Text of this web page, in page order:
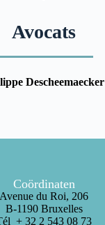
Avocats
Descheemaecker
Coördinaten
Avenue du Roi, 206
B-1190 Bruxelles
+ 32 2 543 08 73